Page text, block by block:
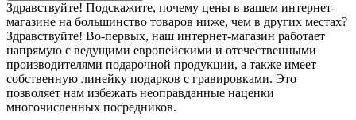
Здравствуйте! Подскажите, почему цены в вашем интернет-
магазине на большинство товаров ниже, чем в других местах?
Здравствуйте! Во-первых, наш интернет-магазин работает
напрямую с ведущими европейскими и отечественными
производителями подарочной продукции, а также имеет
собственную линейку подарков с гравировками. Это
позволяет нам избежать неоправданные наценки
многочисленных посредников.